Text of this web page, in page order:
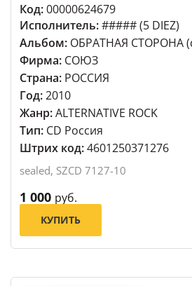
Код:00000624679
Исполнитель:##### (5 DIEZ)
Альбом: ОБРАТНАЯ СТОРОНА
Фирма: СОЮЗ
Страна: РОССИЯ
Год:2010
Жанр:ALTERNATIVE ROCK
Тип: CD Россия
Штрих код:4601250371276
sealed, SZCD 7127-10
1 000 руб.
КУПИТЬ